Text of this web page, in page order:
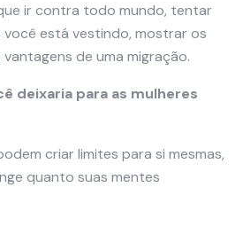
ir contra todo mundo, tentar
está vestindo, mostrar os
de uma migração.
deixaria para as mulheres
criar limites para si mesmas,
quanto suas mentes